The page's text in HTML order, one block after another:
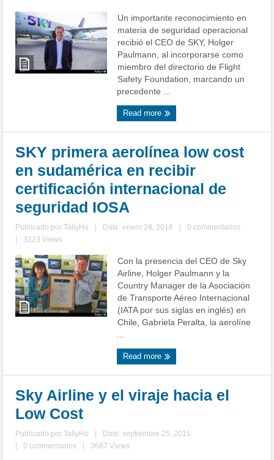
Un importante reconocimiento en
materia de seguridad operacional
recibió el CEO de SKY, Holger
Paulmann, al incorporarse como
miembro del directorio de Flight
Safety Foundation, marcando un
precedente ...
Read more
SKY primera aerolínea low cost
en sudamérica en recibir
certificación internacional de
seguridad IOSA
Publicado porTallyHo Date: enero 28, 2016
0 commentarios
3223 Views
Con la presencia del CEO de Sky
Airline, Holger Paulmann y la
Country Manager de la Asociación
de Transporte Aéreo Internacional
(IATA por sus siglas en inglés) en
Chile, Gabriela Peralta, la aerolíne
...
Read more
Sky Airline y el viraje hacia el
Low Cost
Publicado porTallyHo
Date: septiembre 25, 2015
0 commentarios 3687 Views